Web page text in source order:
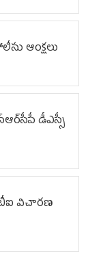
ఆంక్షలు
డీఎస్సీ
విచారణ